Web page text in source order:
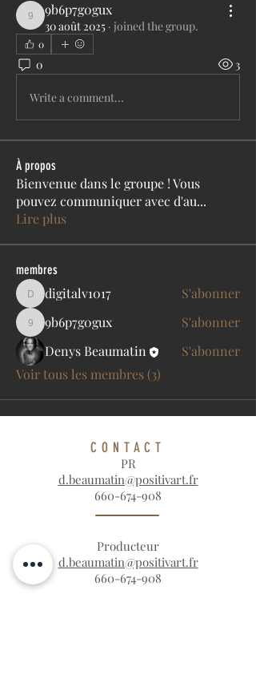
9b6p7g0gux
9b6p7g0gux
30 août 2025 · joined the group.
0
0 3
Write a comment...
À propos
Bienvenue dans le groupe ! Vous
pouvez communiquer avec d'au...
Lire plus
membres
digitalv1017
digitalv1017 S'abonner
9b6p7g0gux
9b6p7g0gux
S'abonner
Denys Beaumatin
S'abonner
Voir tous les membres (3)
CONTACT
PR
d.beaumatin@positivart.fr
660-674-908
Producteur
d.beaumatin@positivart.fr
660-674-908